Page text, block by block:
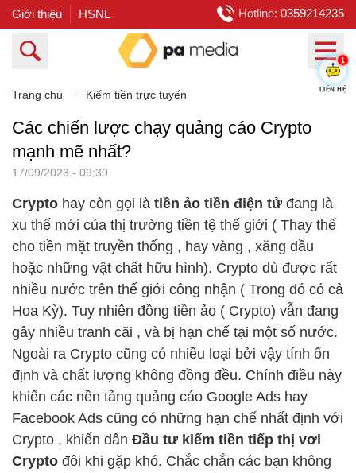
Giới thiệu HSNL Hotline: 0359214235
Trang chủ ⁃ Kiếm tiền trực tuyến
Các chiến lược chạy quảng cáo Crypto
mạnh mẽ nhất?
17/09/2023 - 09:39
Crypto hay còn gọi là tiền ảo tiền điện tử đang là
xu thế mới của thị trường tiền tệ thế giới ( Thay thế
cho tiền mặt truyền thống , hay vàng , xăng dầu
hoặc những vật chất hữu hình). Crypto dù được rất
nhiều nước trên thế giới công nhận ( Trong đó có cả
Hoa Kỳ). Tuy nhiên đồng tiền ảo ( Crypto) vẫn đang
gây nhiều tranh cãi , và bị hạn chế tại một số nước.
Ngoài ra Crypto cũng có nhiều loại bởi vậy tính ổn
định và chất lượng không đồng đều. Chính điều này
khiến các nền tảng quảng cáo Google Ads hay
Facebook Ads cũng có những hạn chế nhất định với
Crypto , khiến dân Đầu tư kiếm tiền tiếp thị vơi
Crypto đôi khi gặp khó. Chắc chắn các bạn không
1
LIÊN HỆ